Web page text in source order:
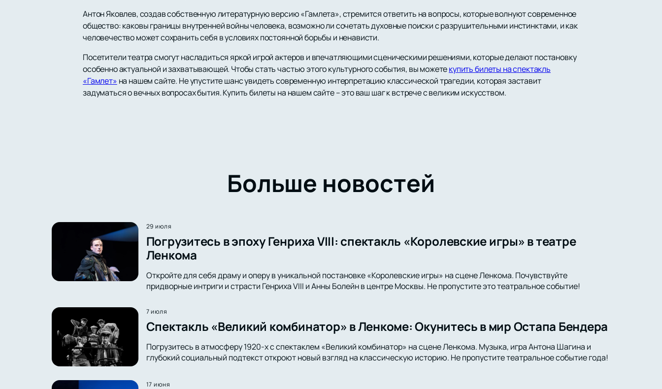
Антон Яковлев, создав собственную литературную версию «Гамлета», стремится ответить на вопросы, которые волнуют современное
общество: каковы границы внутренней войны человека, возможно ли сочетать духовные поиски с разрушительными инстинктами, и как
человечество может сохранить себя в условиях постоянной борьбы и ненависти.
Посетители театра смогут насладиться яркой игрой актеров и впечатляющими сценическими решениями, которые делают постановку
особенно актуальной и захватывающей. Чтобы стать частью этого культурного события, вы можетекупить билеты на спектакль
«Гамлет» на нашем сайте. Не упустите шанс увидеть современную интерпретацию классической трагедии, которая заставит
задуматься о вечных вопросах бытия. Купить билеты на нашем сайте – это ваш шаг к встрече с великим искусством.
Больше новостей
29 июля
Погрузитесь в эпоху Генриха VIII: спектакль «Королевские игры» в театре
Ленкома
Откройте для себя драму и оперу в уникальной постановке «Королевские игры» на сцене Ленкома. Почувствуйте
придворные интриги и страсти Генриха VIII и Анны Болейн в центре Москвы. Не пропустите это театральное событие!
7 июля
Спектакль «Великий комбинатор» в Ленкоме: Окунитесь в мир Остапа Бендера
Погрузитесь в атмосферу 1920-х с спектаклем «Великий комбинатор» на сцене Ленкома. Музыка, игра Антона Шагина и
глубокий социальный подтекст откроют новый взгляд на классическую историю. Не пропустите театральное событие года!
17 июня